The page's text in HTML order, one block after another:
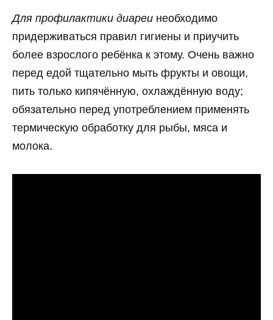
Для профилактики диареи необходимо
придерживаться правил гигиены и приучить
более взрослого ребёнка к этому. Очень важно
перед едой тщательно мыть фрукты и овощи,
пить только кипячённую, охлаждённую воду;
обязательно перед употреблением применять
термическую обработку для рыбы, мяса и
молока.